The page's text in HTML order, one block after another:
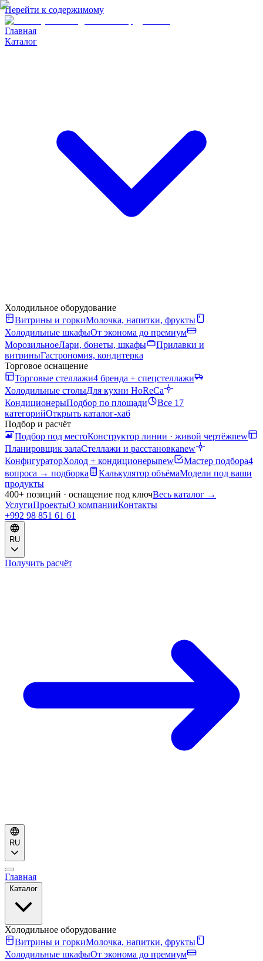
Перейти к содержимому
Главная
Каталог
Холодильное оборудование
Витрины и горкиМолочка, напитки, фрукты
Холодильные шкафыОт эконома до премиум
МорозильноеЛари, бонеты, шкафы
Прилавки и
витриныГастрономия, кондитерка
Торговое оснащение
Торговые стеллажи4 бренда + спецстеллажи
Холодильные столыДля кухни HoReCa
КондиционерыПодбор по площади
Все 17
категорийОткрыть каталог-хаб
Подбор и расчёт
Подбор под местоКонструктор линии · живой чертёжnew
Планировщик залаСтеллажи и расстановкаnew
КонфигураторХолод + кондиционерыnew Мастер подбора4
вопроса → подборка
Калькулятор объёмаМодели под ваши
продукты
400+ позиций · оснащение под ключВесь каталог →
УслугиПроектыО компанииКонтакты
+992 98 851 61 61
RU
Получить расчёт
RU
Главная
Каталог
Холодильное оборудование
Витрины и горкиМолочка, напитки, фрукты
Холодильные шкафыОт эконома до премиум